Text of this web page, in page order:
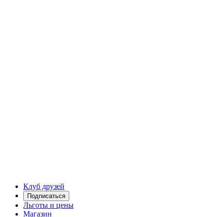
Клуб друзей
Подписаться
Льготы и цены
Магазин